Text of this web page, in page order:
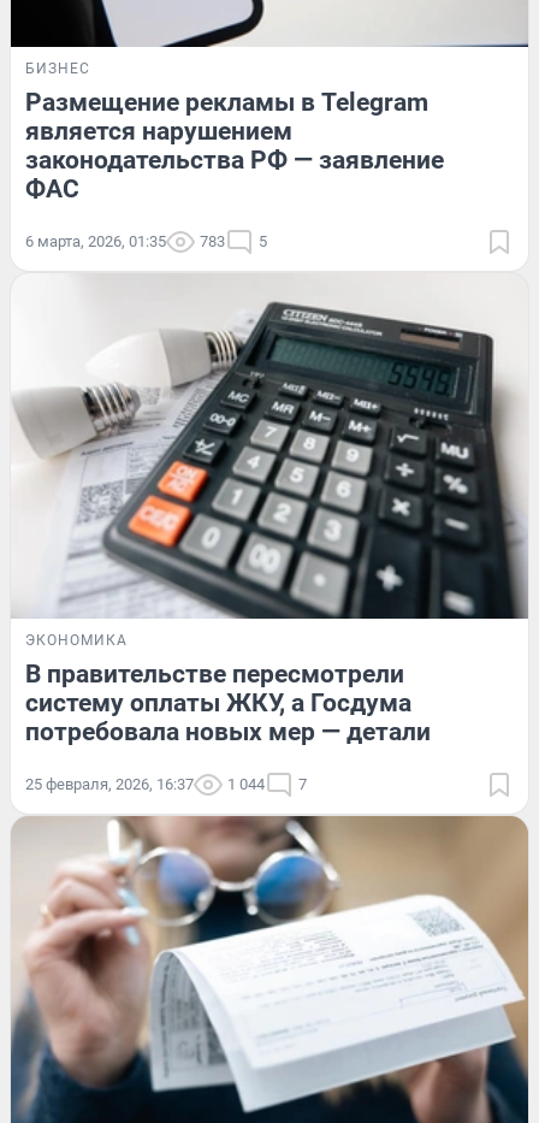
БИЗНЕС
Размещение рекламы в Telegram
является нарушением
законодательства РФ — заявление
ФАС
6 марта, 2026, 01:35 783 5
ЭКОНОМИКА
В правительстве пересмотрели
систему оплаты ЖКУ, а Госдума
потребовала новых мер — детали
25 февраля, 2026, 16:37 1 044 7